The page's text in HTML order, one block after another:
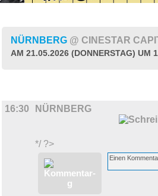
NÜRNBERG @ CINESTAR
AM 21.05.2026 (DONNERSTAG) UM
16:30 NÜRNBERG
*/ ?>